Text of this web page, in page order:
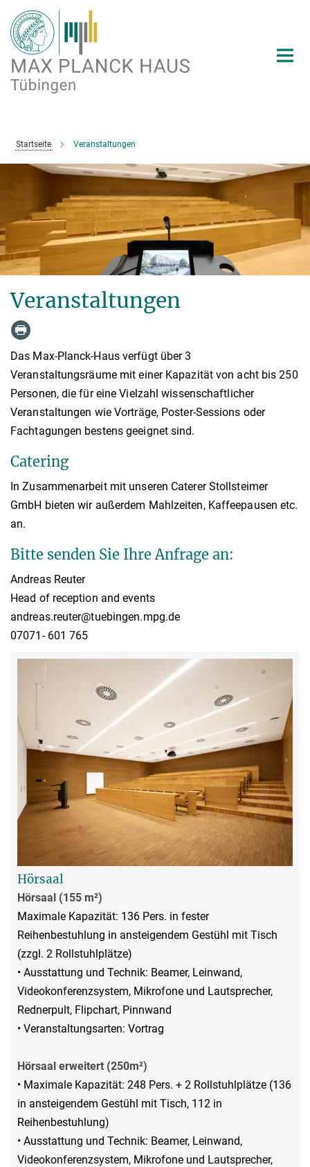
Hauptinhalt
Startseite Veranstaltungen
Veranstaltungen
Das Max-Planck-Haus verfügt über 3
Veranstaltungsräume mit einer Kapazität von acht bis 250
Personen, die für eine Vielzahl wissenschaftlicher
Veranstaltungen wie Vorträge, Poster-Sessions oder
Fachtagungen bestens geeignet sind.
Catering
In Zusammenarbeit mit unseren Caterer Stollsteimer
GmbH bieten wir außerdem Mahlzeiten, Kaffeepausen etc.
an.
Bitte senden Sie Ihre Anfrage an:
Andreas Reuter
Head of reception and events
andreas.reuter@tuebingen.mpg.de
07071- 601 765
Hörsaal
Hörsaal (155 m²)
Maximale Kapazität: 136 Pers. in fester
Reihenbestuhlung in ansteigendem Gestühl mit Tisch
(zzgl. 2 Rollstuhlplätze)
• Ausstattung und Technik: Beamer, Leinwand,
Videokonferenzsystem, Mikrofone und Lautsprecher,
Rednerpult, Flipchart, Pinnwand
• Veranstaltungsarten: Vortrag
Hörsaal erweitert (250m²)
• Maximale Kapazität: 248 Pers. + 2 Rollstuhlplätze (136
in ansteigendem Gestühl mit Tisch, 112 in
Reihenbestuhlung)
• Ausstattung und Technik: Beamer, Leinwand,
Videokonferenzsystem, Mikrofone und Lautsprecher,